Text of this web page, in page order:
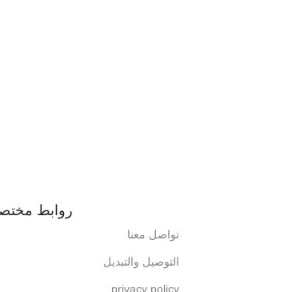
روابط
تواصل معنا
التوصيل والتبديل
privacy policy